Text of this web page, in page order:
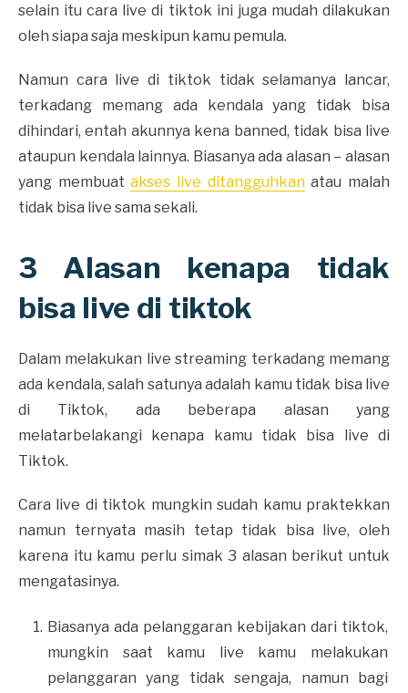
selain itu cara live di tiktok ini juga mudah dilakukan
oleh siapa saja meskipun kamu pemula.
Namun cara live di tiktok tidak selamanya lancar,
terkadang memang ada kendala yang tidak bisa
dihindari, entah akunnya kena banned, tidak bisa live
ataupun kendala lainnya. Biasanya ada alasan – alasan
yang membuatakses live ditangguhkanatau malah
tidak bisa live sama sekali.
3 Alasan kenapa tidak
bisa live di tiktok
Dalam melakukan live streaming terkadang memang
ada kendala, salah satunya adalah kamu tidak bisa live
di Tiktok, ada beberapa alasan yang
melatarbelakangi kenapa kamu tidak bisa live di
Tiktok.
Cara live di tiktok mungkin sudah kamu praktekkan
namun ternyata masih tetap tidak bisa live, oleh
karena itu kamu perlu simak 3 alasan berikut untuk
mengatasinya.
Biasanya ada pelanggaran kebijakan dari tiktok,
mungkin saat kamu live kamu melakukan
pelanggaran yang tidak sengaja, namun bagi